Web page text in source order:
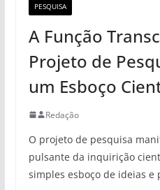
PESQUISA
A Função
Projeto de
um Esboço
Redação
O projeto de pesquisa
pulsante da inquirição
simples esboço de ideias e